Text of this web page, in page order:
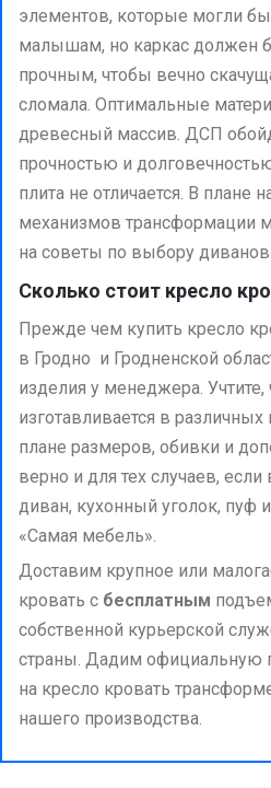
элементов, которые могли
малышам, но каркас должен
прочным, чтобы вечно
сломала. Оптимальные
древесный массив. ДСП
прочностью и
плита не отличается. В плане
механизмов трансформации
на советы по выбору диванов.
Сколько стоит кресло
Прежде чем купить кресло
в Гродно и Гродненской
изделия у менеджера.
изготавливается в
плане размеров, обивки и
верно и для тех случаев, если
диван, кухонный уголок, пуф
«Самая мебель».
Доставим крупное или
кровать с бесплатным
собственной курьерской
страны. Дадим официальную
на кресло кровать
нашего производства.